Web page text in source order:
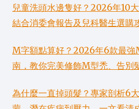
兒童洗頭水邊隻好？2026年10
結合消委會報告及兒科醫生選購
M字額點算好？2026年6款最強
南，教你完美修飾M型禿、告別
為什麼一直掉頭髮？專家剖析6